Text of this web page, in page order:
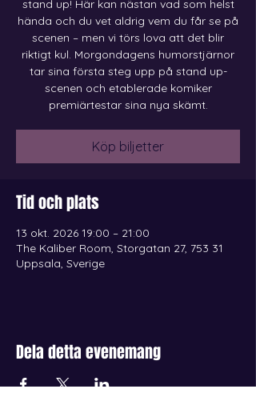
stand up! Här kan nästan vad som helst
hända och du vet aldrig vem du får se på
scenen – men vi törs lova att det blir
riktigt kul. Morgondagens humorstjärnor
tar sina första steg upp på stand up-
scenen och etablerade komiker
premiärtestar sina nya skämt.
Köp biljetter
Tid och plats
13 okt. 2026 19:00 – 21:00
The Kaliber Room, Storgatan 27, 753 31
Uppsala, Sverige
Dela detta evenemang